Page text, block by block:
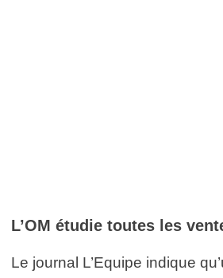
L’OM étudie toutes les
Le journal L’Equipe indique